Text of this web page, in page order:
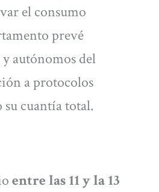
el consumo
prevé
autónomos del
a protocolos
su cuantía total.
entre las 11 y la 13